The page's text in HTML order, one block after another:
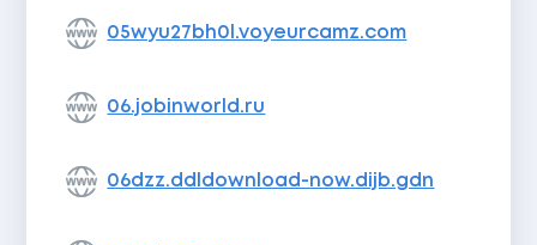
05wyu27bh0l.voyeurcamz.com
06.jobinworld.ru
06dzz.ddldownload-now.dijb.gdn